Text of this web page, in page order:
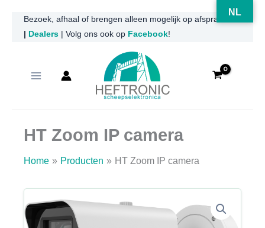
naar
inhoud
Bezoek, afhaal of brengen alleen mogelijk op afspraak
Dealers | Volg ons ook op Facebook!
HT Zoom IP camera
Home Producten HT Zoom IP camera
NL